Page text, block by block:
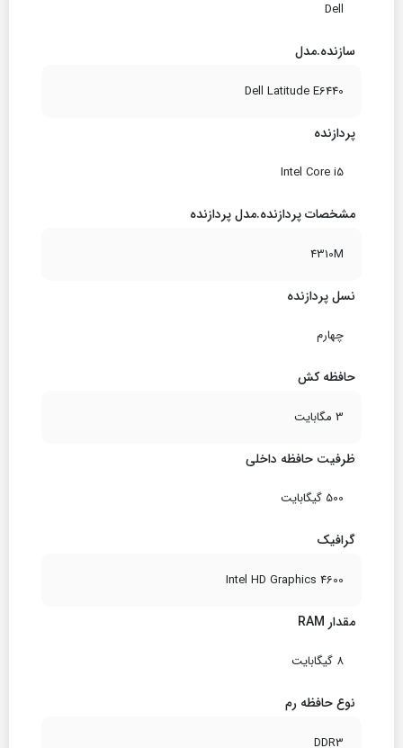
Dell
سازنده.مدل
Dell Latitude E6440
پردازنده
Intel Core i5
مشخصات پردازنده.مدل پردازنده
4310M
نسل پردازنده
چهارم
حافظه کش
3 مگابایت
ظرفیت حافظه داخلی
500 گیگابایت
گرافیک
Intel HD Graphics 4600
مقدار RAM
8 گیگابایت
نوع حافظه رم
DDR3